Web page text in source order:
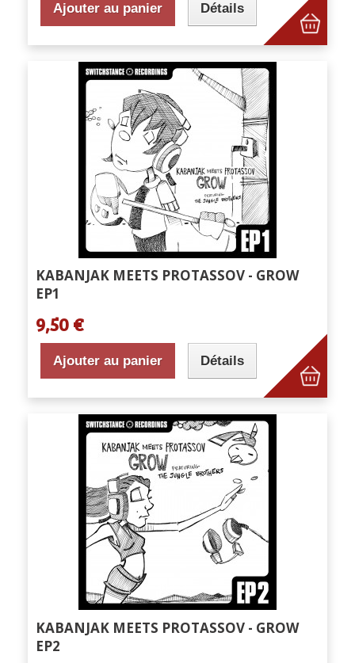
Ajouter au panier Détails
KABANJAK MEETS PROTASSOV - GROW
EP1
9,50 €
Ajouter au panier Détails
KABANJAK MEETS PROTASSOV - GROW
EP2